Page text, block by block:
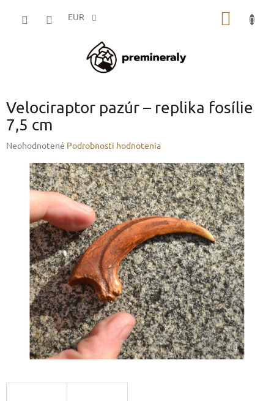
EUR
Velociraptor pazúr – replika fosílie
7,5 cm
Priemerné
produktu
hviezdičiek.
Neohodnotené Podrobnosti hodnotenia